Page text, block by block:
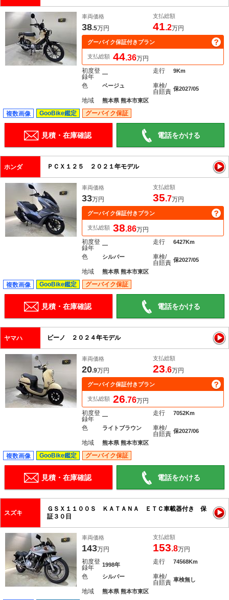
車両価格
38.5万円
支払総額
41.2万円
グーバイク保証付きプラン
支払総額 44.36万円
初度登
録年
― 走行 9Km
色 ベージュ
車検/
自賠責 保2027/05
地域 熊本県 熊本市東区
複数画像 GooBike鑑定 グーバイク保証
見積・在庫確認 電話をかける
ホンダ ＰＣＸ１２５ ２０２１年モデル
車両価格
33万円
支払総額
35.7万円
グーバイク保証付きプラン
支払総額 38.86万円
初度登
録年
― 走行 6427Km
色 シルバー
車検/
自賠責 保2027/05
地域 熊本県 熊本市東区
複数画像 GooBike鑑定 グーバイク保証
見積・在庫確認 電話をかける
ヤマハ ビーノ ２０２４年モデル
車両価格
20.9万円
支払総額
23.6万円
グーバイク保証付きプラン
支払総額 26.76万円
初度登
録年
― 走行 7052Km
色 ライトブラウン
車検/
自賠責 保2027/06
地域 熊本県 熊本市東区
複数画像 GooBike鑑定 グーバイク保証
見積・在庫確認 電話をかける
スズキ
ＧＳＸ１１００Ｓ ＫＡＴＡＮＡ ＥＴＣ車載器付き 保
証３０日
車両価格
143万円
支払総額
153.8万円
初度登
録年
1998年 走行 74568Km
色 シルバー
車検/
自賠責 車検無し
地域 熊本県 熊本市東区